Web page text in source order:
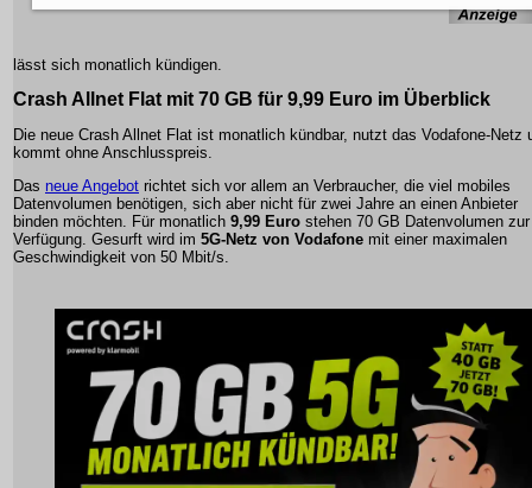
lässt sich monatlich kündigen.
Crash Allnet Flat mit 70 GB für 9,99 Euro im Überblick
Die neue Crash Allnet Flat ist monatlich kündbar, nutzt das Vodafone-Netz
kommt ohne Anschlusspreis.
Das neue Angebot richtet sich vor allem an Verbraucher, die viel mobiles
Datenvolumen benötigen, sich aber nicht für zwei Jahre an einen Anbieter
binden möchten. Für monatlich 9,99 Euro stehen 70 GB Datenvolumen zur
Verfügung. Gesurft wird im 5G-Netz von Vodafone mit einer maximalen
Geschwindigkeit von 50 Mbit/s.